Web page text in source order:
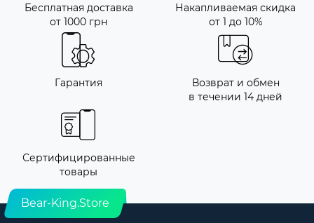
Бесплатная доставка
от 1000 грн
Накапливаемая скидка
от 1 до 10%
Гарантия
Возврат и обмен
в течении 14 дней
Сертифицированные
товары
Bear-King.Store